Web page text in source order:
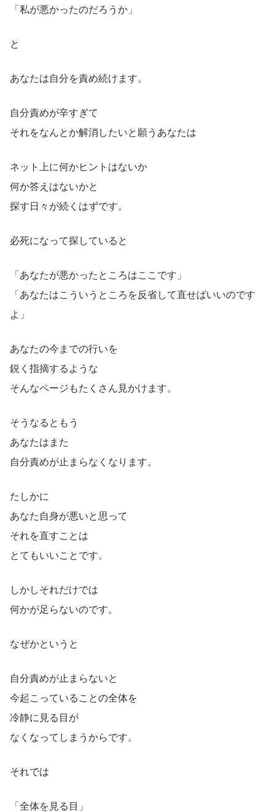
「私が悪かったのだろうか」
と
あなたは自分を責め続けます。
自分責めが辛すぎて
それをなんとか解消したいと願うあなたは
ネット上に何かヒントはないか
何か答えはないかと
探す日々が続くはずです。
必死になって探していると
「あなたが悪かったところはここです」
「あなたはこういうところを反省して直せばいいのです
よ」
あなたの今までの行いを
鋭く指摘するような
そんなページもたくさん見かけます。
そうなるともう
あなたはまた
自分責めが止まらなくなります。
たしかに
あなた自身が悪いと思って
それを直すことは
とてもいいことです。
しかしそれだけでは
何かが足らないのです。
なぜかというと
自分責めが止まらないと
今起こっていることの全体を
冷静に見る目が
なくなってしまうからです。
それでは
「全体を見る目」